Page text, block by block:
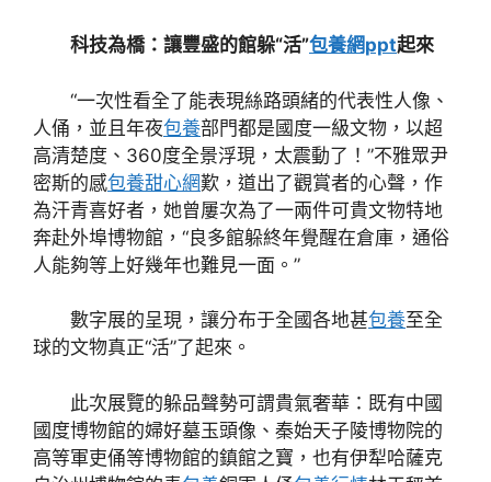
科技為橋：讓豐盛的館躲“活”包養網ppt起來
“一次性看全了能表現絲路頭緒的代表性人像、
人俑，並且年夜包養部門都是國度一級文物，以超
高清楚度、360度全景浮現，太震動了！”不雅眾尹
密斯的感包養甜心網歎，道出了觀賞者的心聲，作
為汗青喜好者，她曾屢次為了一兩件可貴文物特地
奔赴外埠博物館，“良多館躲終年覺醒在倉庫，通俗
人能夠等上好幾年也難見一面。”
數字展的呈現，讓分布于全國各地甚包養至全
球的文物真正“活”了起來。
此次展覽的躲品聲勢可謂貴氣奢華：既有中國
國度博物館的婦好墓玉頭像、秦始天子陵博物院的
高等軍吏俑等博物館的鎮館之寶，也有伊犁哈薩克